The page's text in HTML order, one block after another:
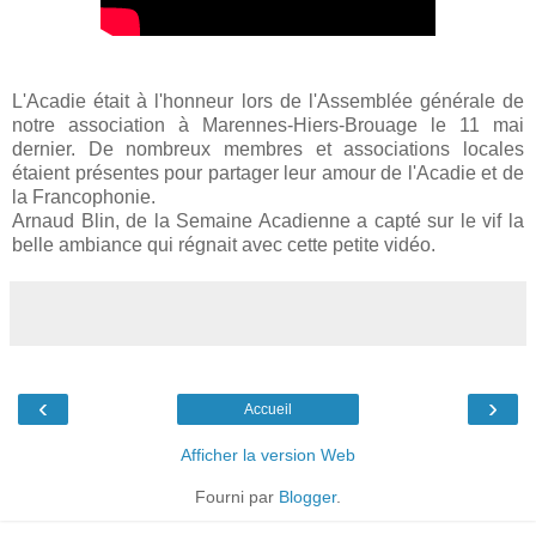
L'Acadie était à l'honneur lors de l'Assemblée générale de
notre association à Marennes-Hiers-Brouage le 11 mai
dernier. De nombreux membres et associations locales
étaient présentes pour partager leur amour de l'Acadie et de
la Francophonie.
Arnaud Blin, de la Semaine Acadienne a capté sur le vif la
belle ambiance qui régnait avec cette petite vidéo.
‹ ›
Accueil
Afficher la version Web
Fourni par Blogger.